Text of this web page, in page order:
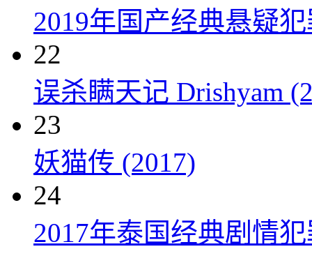
2019年国产经典悬疑
22
误杀瞒天记 Drishyam
23
妖猫传 (2017)
24
2017年泰国经典剧情